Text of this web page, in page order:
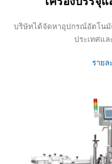
บริษัทได้จัดหาอุปกรณ์อัตโน
ประเทศแล
รายล